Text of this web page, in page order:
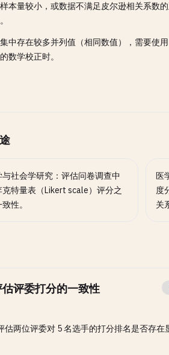
本量较小，或数据不满足皮尔逊相关系数
中存在较多并列值（相同数值），需要使
数学校正时。
与社会学研究：评估问卷调查中
克特量表（Likert scale）评分之
性。
医
度
关
评委打分的一致性
估两位评委对 5 名选手的打分排名是否存在